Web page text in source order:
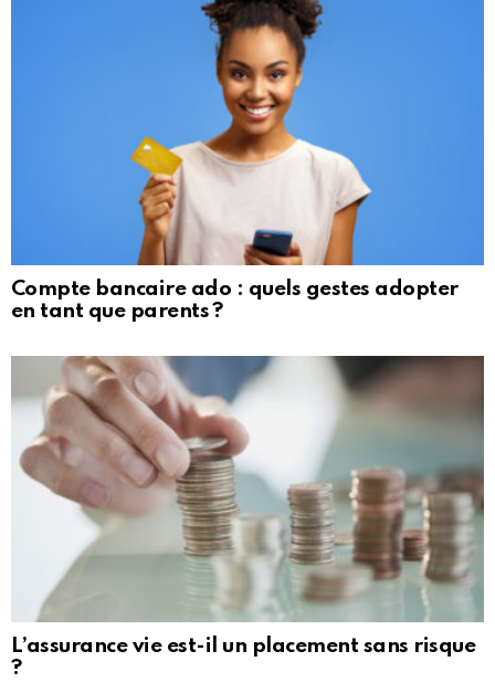
Compte bancaire ado : quels gestes adopter
en tant que parents ?
L’assurance vie est-il un placement sans risque
?